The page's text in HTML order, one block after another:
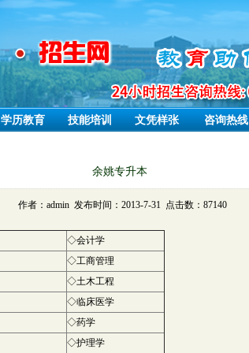
学历教育 技能培训 文凭样张 咨询热线
余姚专升本
作者：admin 发布时间：2013-7-31 点击数：87140
◇会计学
◇工商管理
◇土木工程
◇临床医学
◇药学
◇护理学